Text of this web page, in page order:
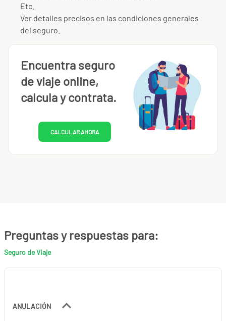
Preguntas y respuestas para:
Seguro de Viaje
ANULACIÓN
Etc.
Ver detalles precisos en las condiciones generales
del seguro.
Encuentra seguro
de viaje online,
calcula y contrata.
CALCULAR AHORA